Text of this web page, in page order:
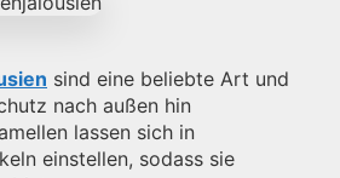
sind eine beliebte Art und
nach außen hin
lassen sich in
einstellen, sodass sie